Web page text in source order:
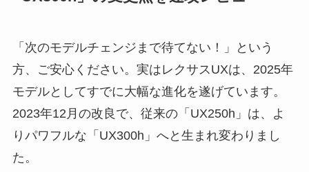
「次のモデルチェンジまで待てない！」という
方、ご安心ください。実はレクサスUXは、2025年
モデルとしてすでに大幅な進化を遂げています。
2023年12月の改良で、従来の「UX250h」は、よ
りパワフルな「UX300h」へと生まれ変わりまし
た。